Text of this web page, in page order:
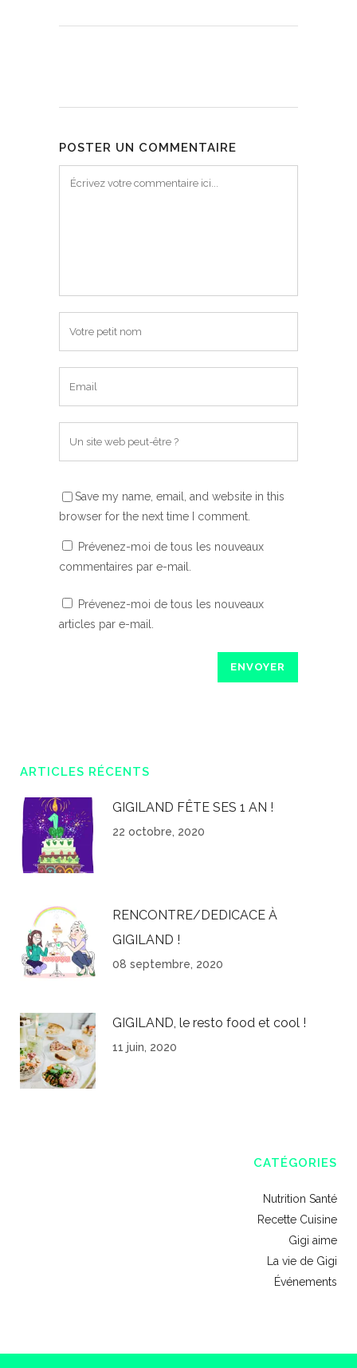
POSTER UN COMMENTAIRE
Save my name, email, and website in this
browser for the next time I comment.
Prévenez-moi de tous les nouveaux
commentaires par e-mail.
Prévenez-moi de tous les nouveaux
articles par e-mail.
ARTICLES RÉCENTS
GIGILAND FÊTE SES 1 AN !
22 octobre, 2020
RENCONTRE/DEDICACE À
GIGILAND !
08 septembre, 2020
GIGILAND, le resto food et cool !
11 juin, 2020
CATÉGORIES
Nutrition Santé
Recette Cuisine
Gigi aime
La vie de Gigi
Événements